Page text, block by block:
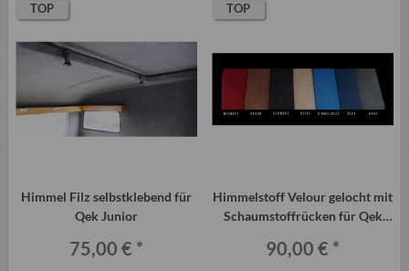
TOP
Himmel Filz selbstklebend für
Qek Junior
75,00 € *
TOP
Himmelstoff Velour gelocht mit
Schaumstoffrücken für Qek
90,00 € *